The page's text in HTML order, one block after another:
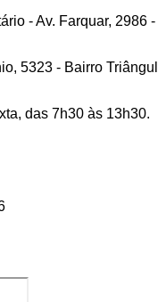
- Av. Farquar, 2986
5323 - Bairro
das 7h30 às 13h30.